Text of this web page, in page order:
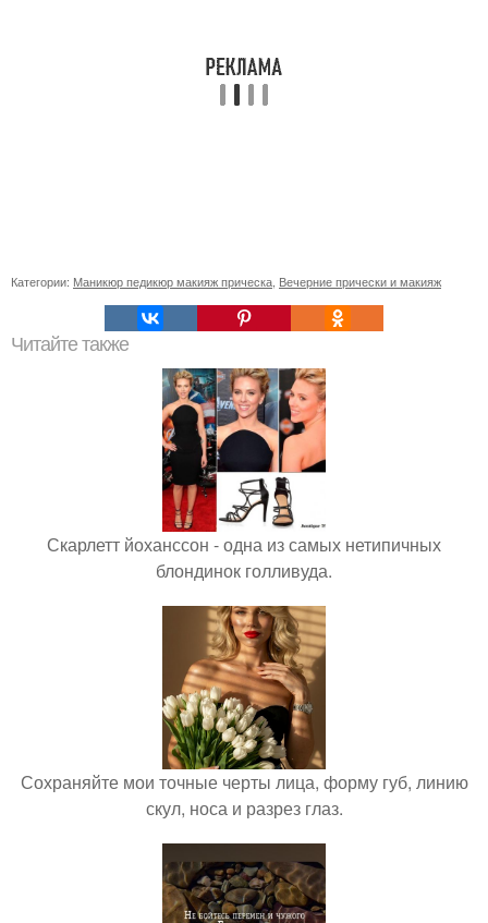
Категории: Маникюр педикюр макияж прическа Вечерние прически и макияж
Читайте также
Скарлетт йоханссон - одна из самых нетипичных
блондинок голливуда.
Сохраняйте мои точные черты лица, форму губ, линию
скул, носа и разрез глаз.